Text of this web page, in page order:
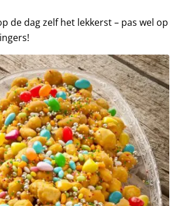
de dag zelf het lekkerst – pas wel op